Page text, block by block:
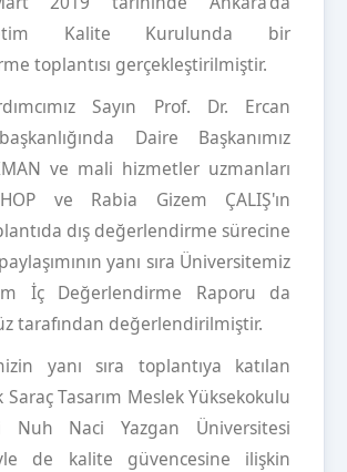
Kalite Kurulunda bir
toplantısı gerçekleştirilmiştir.
Sayın Prof. Dr. Ercan
Daire Başkanımız
ve mali hizmetler uzmanları
ve Rabia Gizem ÇALIŞ'ın
dış değerlendirme sürecine
yanı sıra Üniversitemiz
İç Değerlendirme Raporu da
tarafından değerlendirilmiştir.
yanı sıra toplantıya katılan
Saraç Tasarım Meslek Yüksekokulu
Nuh Naci Yazgan Üniversitesi
de kalite güvencesine ilişkin